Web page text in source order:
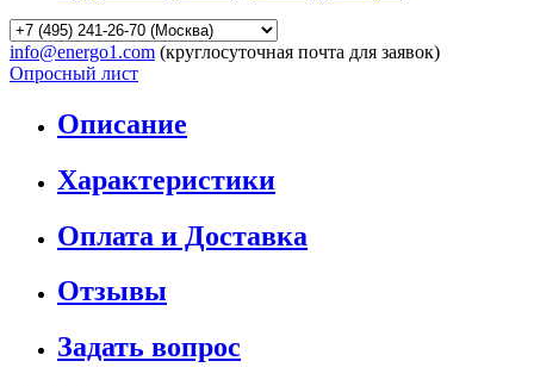
info@energo1.com (круглосуточная почта для заявок)
Опросный лист
Описание
Характеристики
Оплата и Доставка
Отзывы
Задать вопрос